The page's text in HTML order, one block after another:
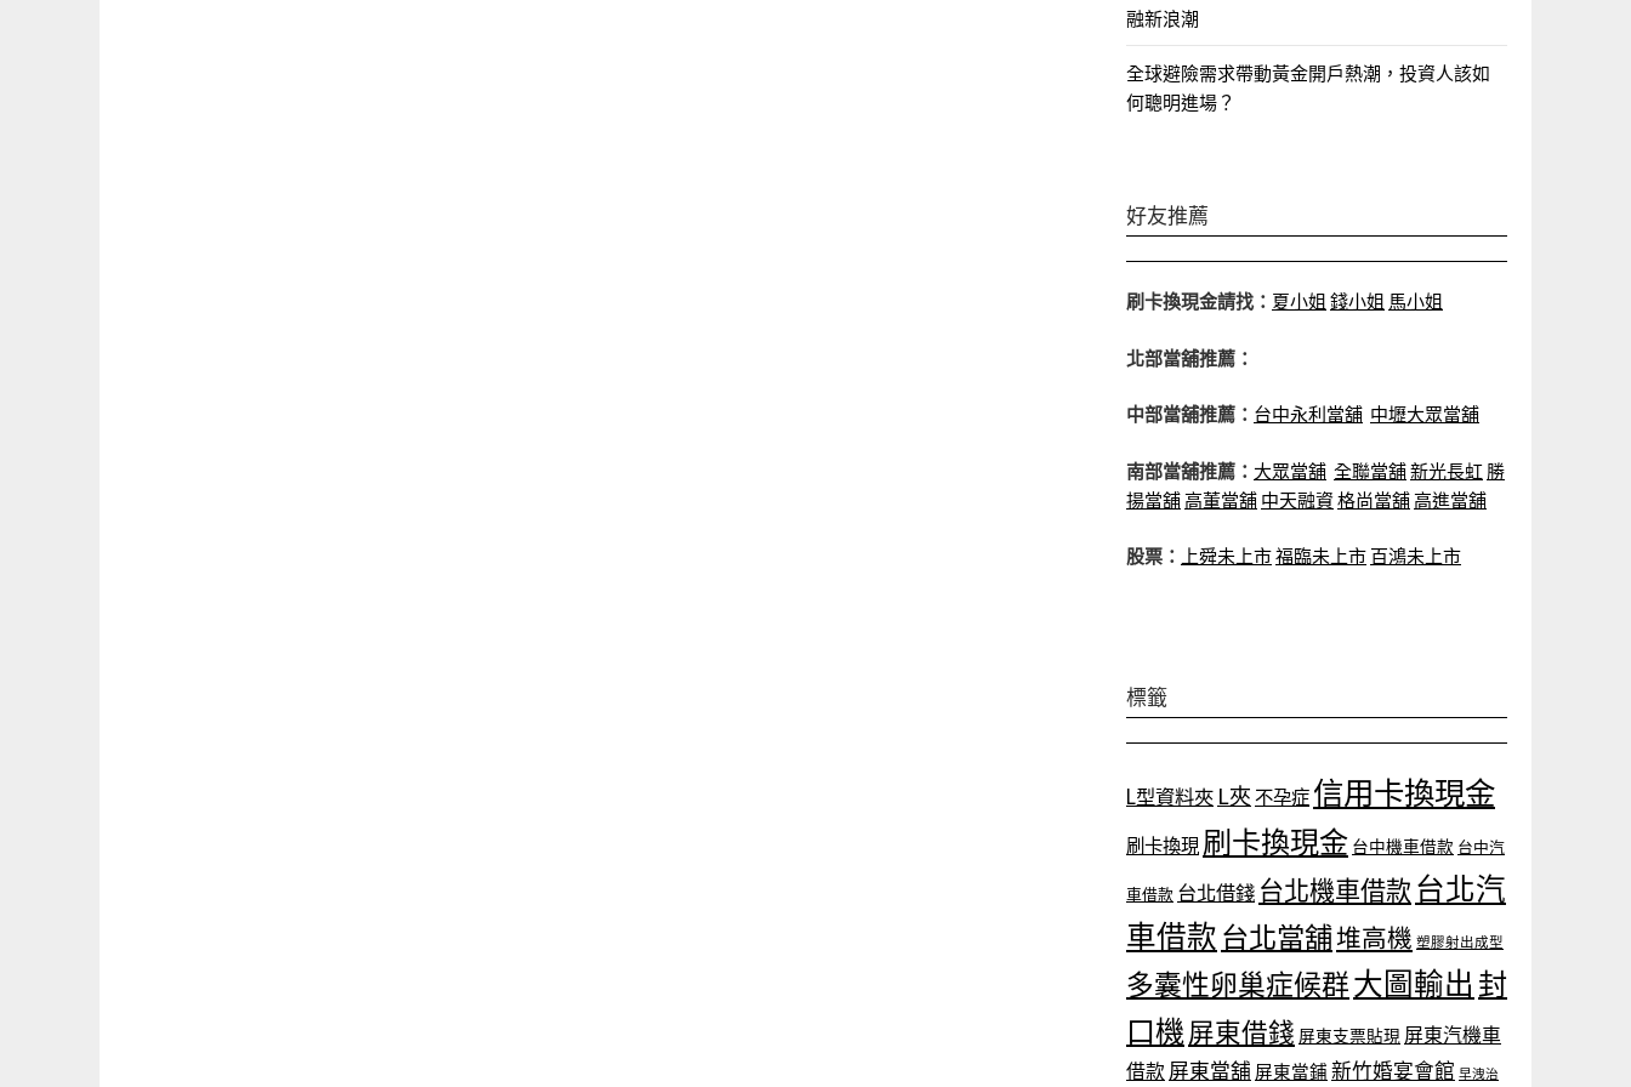
融新浪潮
全球避險需求帶動黃金開戶熱潮，投資人該如
何聰明進場？
好友推薦
刷卡換現金請找： 夏小姐 錢小姐 馬小姐
北部當舖推薦：
中部當舖推薦： 台中永利當舖 中壢大眾當舖
南部當舖推薦： 大眾當舖 全聯當舖新光長虹 勝
揚當舖高董當舖 中天融資格尚當舖高進當舖
股票： 上舜未上市福臨未上市 百鴻未上市
標籤
L型資料夾 L夾 不孕症 信用卡換現金
刷卡換現 刷卡換現金 台中機車借款 台中汽
車借款 台北借錢 台北機車借款 台北汽
車借款 台北當舖堆高機 塑膠射出成型
多囊性卵巢症候群大圖輸出 封
口機 屏東借錢 屏東支票貼現 屏東汽機車
借款 屏東當舖 屏東當鋪 新竹婚宴會館 早洩治